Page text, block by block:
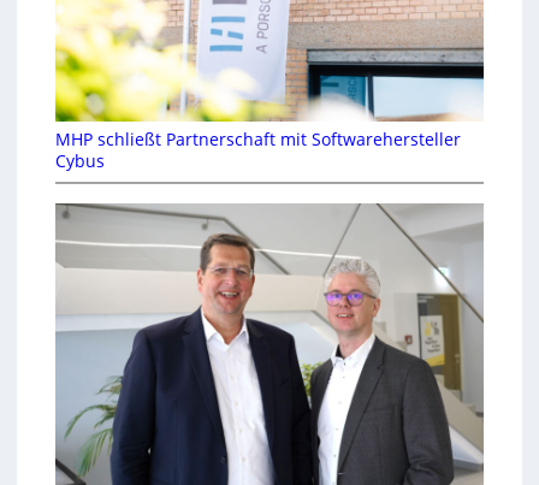
MHP schließt Partnerschaft mit Softwarehersteller
Cybus